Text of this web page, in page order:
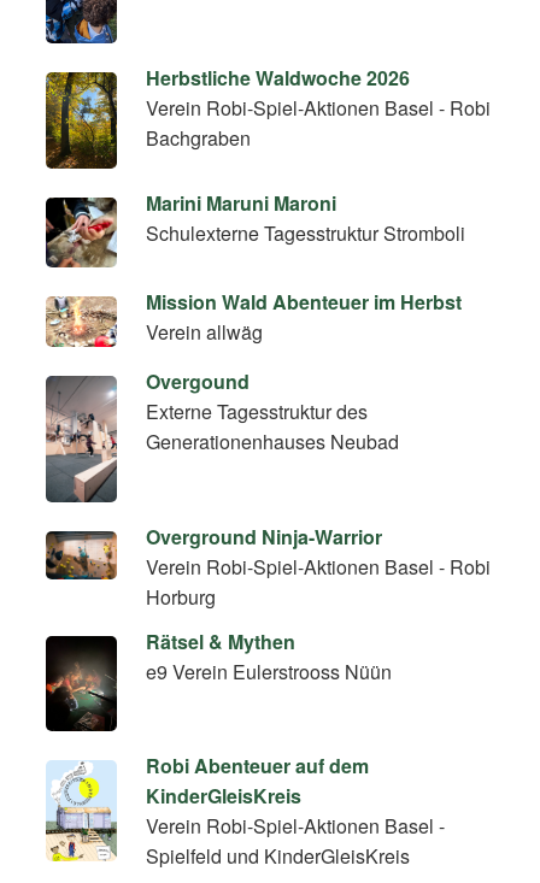
Herbstliche Waldwoche 2026
Verein Robi-Spiel-Aktionen Basel - Robi
Bachgraben
Marini Maruni Maroni
Schulexterne Tagesstruktur Stromboli
Mission Wald Abenteuer im Herbst
Verein allwäg
Overgound
Externe Tagesstruktur des
Generationenhauses Neubad
Overground Ninja-Warrior
Verein Robi-Spiel-Aktionen Basel - Robi
Horburg
Rätsel & Mythen
e9 Verein Eulerstrooss Nüün
Robi Abenteuer auf dem
KinderGleisKreis
Verein Robi-Spiel-Aktionen Basel -
Spielfeld und KinderGleisKreis